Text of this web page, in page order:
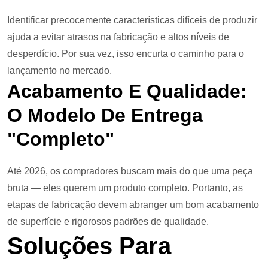
Identificar precocemente características difíceis de produzir
ajuda a evitar atrasos na fabricação e altos níveis de
desperdício. Por sua vez, isso encurta o caminho para o
lançamento no mercado.
Acabamento E Qualidade:
O Modelo De Entrega
"Completo"
Até 2026, os compradores buscam mais do que uma peça
bruta — eles querem um produto completo. Portanto, as
etapas de fabricação devem abranger um bom acabamento
de superfície e rigorosos padrões de qualidade.
Soluções Para